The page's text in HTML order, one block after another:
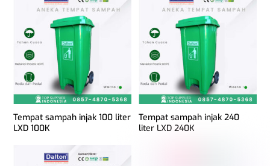
Tempat sampah injak 100 liter
LXD 100K
Tempat sampah injak 240
liter LXD 240K